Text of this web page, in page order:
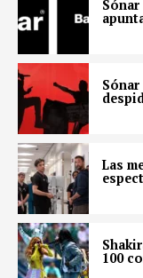
Las
100